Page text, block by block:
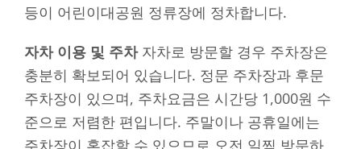
등이 어린이대공원 정류장에 정차합니다.
자차 이용 및 주차자차로 방문할 경우 주차장은
충분히 확보되어 있습니다. 정문 주차장과 후문
주차장이 있으며, 주차요금은 시간당 1,000원 수
준으로 저렴한 편입니다. 주말이나 공휴일에는
주차장이 혼잡할 수 있으므로 오전 일찍 방문하